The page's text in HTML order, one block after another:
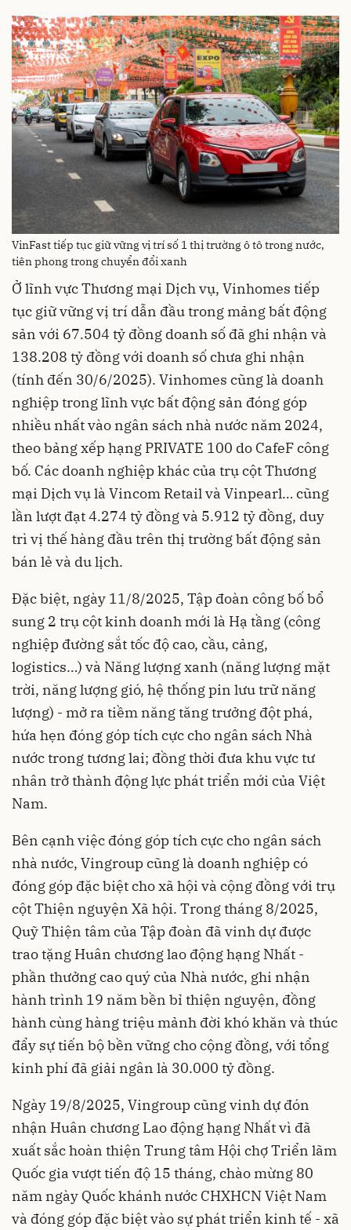
VinFast tiếp tục giữ vững vị trí số 1 thị trường ô tô trong nước,
tiên phong trong chuyển đổi xanh
Ở lĩnh vực Thương mại Dịch vụ, Vinhomes tiếp
tục giữ vững vị trí dẫn đầu trong mảng bất động
sản với 67.504 tỷ đồng doanh số đã ghi nhận và
138.208 tỷ đồng với doanh số chưa ghi nhận
(tính đến 30/6/2025). Vinhomes cũng là doanh
nghiệp trong lĩnh vực bất động sản đóng góp
nhiều nhất vào ngân sách nhà nước năm 2024,
theo bảng xếp hạng PRIVATE 100 do CafeF công
bố. Các doanh nghiệp khác của trụ cột Thương
mại Dịch vụ là Vincom Retail và Vinpearl… cũng
lần lượt đạt 4.274 tỷ đồng và 5.912 tỷ đồng, duy
trì vị thế hàng đầu trên thị trường bất động sản
bán lẻ và du lịch.
Đặc biệt, ngày 11/8/2025, Tập đoàn công bố bổ
sung 2 trụ cột kinh doanh mới là Hạ tầng (công
nghiệp đường sắt tốc độ cao, cầu, cảng,
logistics…) và Năng lượng xanh (năng lượng mặt
trời, năng lượng gió, hệ thống pin lưu trữ năng
lượng) - mở ra tiềm năng tăng trưởng đột phá,
hứa hẹn đóng góp tích cực cho ngân sách Nhà
nước trong tương lai; đồng thời đưa khu vực tư
nhân trở thành động lực phát triển mới của Việt
Nam.
Bên cạnh việc đóng góp tích cực cho ngân sách
nhà nước, Vingroup cũng là doanh nghiệp có
đóng góp đặc biệt cho xã hội và cộng đồng với trụ
cột Thiện nguyện Xã hội. Trong tháng 8/2025,
Quỹ Thiện tâm của Tập đoàn đã vinh dự được
trao tặng Huân chương lao động hạng Nhất -
phần thưởng cao quý của Nhà nước, ghi nhận
hành trình 19 năm bền bỉ thiện nguyện, đồng
hành cùng hàng triệu mảnh đời khó khăn và thúc
đẩy sự tiến bộ bền vững cho cộng đồng, với tổng
kinh phí đã giải ngân là 30.000 tỷ đồng.
Ngày 19/8/2025, Vingroup cũng vinh dự đón
nhận Huân chương Lao động hạng Nhất vì đã
xuất sắc hoàn thiện Trung tâm Hội chợ Triển lãm
Quốc gia vượt tiến độ 15 tháng, chào mừng 80
năm ngày Quốc khánh nước CHXHCN Việt Nam
và đóng góp đặc biệt vào sự phát triển kinh tế - xã